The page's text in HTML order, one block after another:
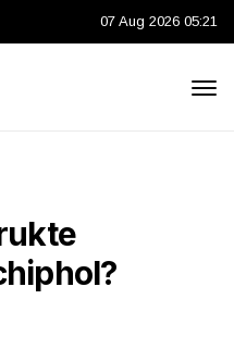
07 Aug 2026 05:21